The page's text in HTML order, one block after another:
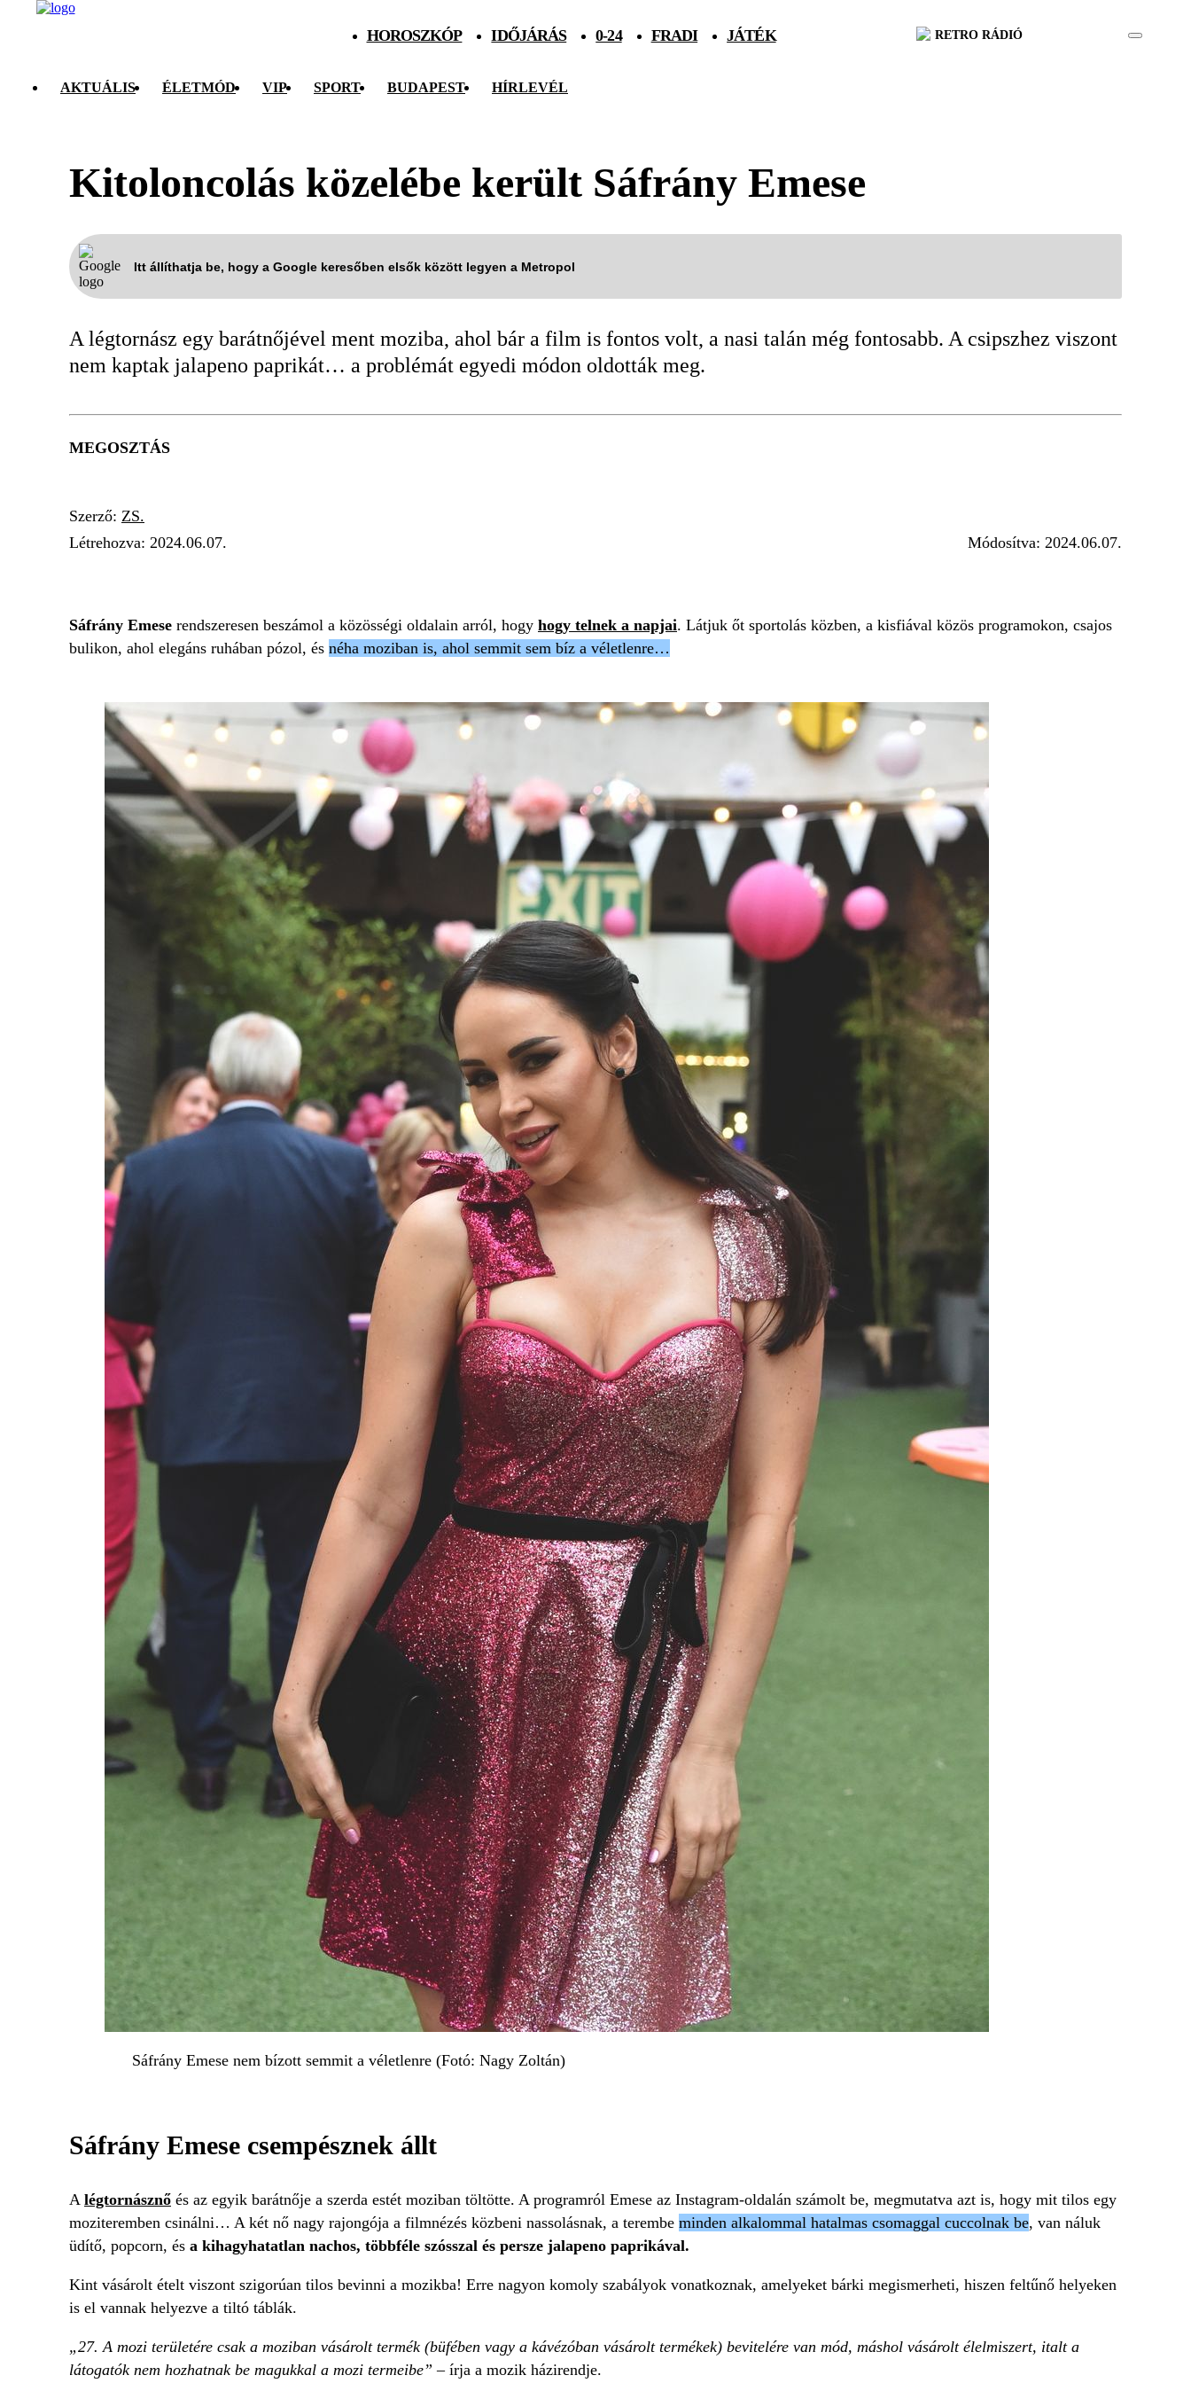
HOROSZKÓP IDŐJÁRÁS 0-24 FRADI JÁTÉK RETRO RÁDIÓ
AKTUÁLIS ÉLETMÓD VIP SPORT BUDAPEST HÍRLEVÉL
Kitoloncolás közelébe került Sáfrány Emese
Itt állíthatja be, hogy a Google keresőben elsők között legyen a Metropol
A légtornász egy barátnőjével ment moziba, ahol bár a film is fontos volt, a nasi talán még fontosabb. A csipszhez viszont
nem kaptak jalapeno paprikát… a problémát egyedi módon oldották meg.
MEGOSZTÁS
Szerző: ZS.
Létrehozva: 2024.06.07. Módosítva: 2024.06.07.
Sáfrány Emese rendszeresen beszámol a közösségi oldalain arról, hogy hogy telnek a napjai. Látjuk őt sportolás közben, a kisfiával közös programokon, csajos
bulikon, ahol elegáns ruhában pózol, és néha moziban is, ahol semmit sem bíz a véletlenre…
Sáfrány Emese nem bízott semmit a véletlenre (Fotó: Nagy Zoltán)
Sáfrány Emese csempésznek állt
A légtornásznő és az egyik barátnője a szerda estét moziban töltötte. A programról Emese az Instagram-oldalán számolt be, megmutatva azt is, hogy mit tilos egy
moziteremben csinálni… A két nő nagy rajongója a filmnézés közbeni nassolásnak, a terembe minden alkalommal hatalmas csomaggal cuccolnak be, van náluk
üdítő, popcorn, és a kihagyhatatlan nachos, többféle szósszal és persze jalapeno paprikával.
Kint vásárolt ételt viszont szigorúan tilos bevinni a mozikba! Erre nagyon komoly szabályok vonatkoznak, amelyeket bárki megismerheti, hiszen feltűnő helyeken
is el vannak helyezve a tiltó táblák.
„27. A mozi területére csak a moziban vásárolt termék (büfében vagy a kávézóban vásárolt termékek) bevitelére van mód, máshol vásárolt élelmiszert, italt a
látogatók nem hozhatnak be magukkal a mozi termeibe” – írja a mozik házirendje.